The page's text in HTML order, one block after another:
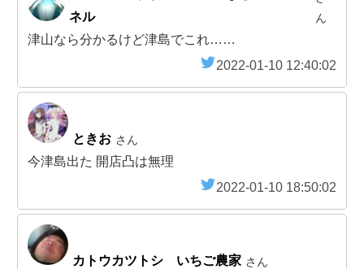
ネル
ん
津山なら分かるけど津島でこれ……
2022-01-10 12:40:02
ときお さん
今津島出た 開店凸は無理
2022-01-10 18:50:02
カトウカツトシ いちご農家 さん